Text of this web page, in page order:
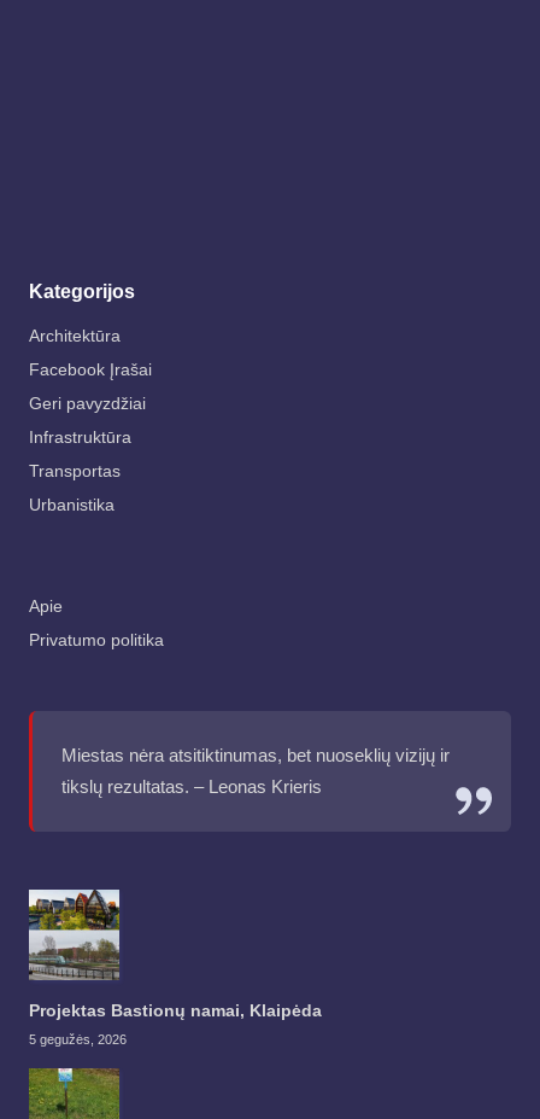
Kategorijos
Architektūra
Facebook Įrašai
Geri pavyzdžiai
Infrastruktūra
Transportas
Urbanistika
Apie
Privatumo politika
Miestas nėra atsitiktinumas, bet nuoseklių vizijų ir
tikslų rezultatas. – Leonas Krieris
Projektas Bastionų namai, Klaipėda
5 gegužės, 2026